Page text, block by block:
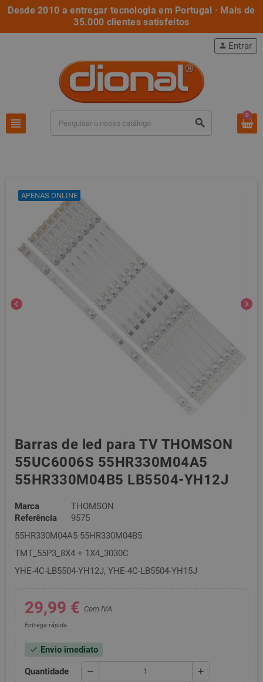
Desde 2010 a entregar tecnologia em Portugal · Mais de
35.000 clientes satisfeitos
view_headline search
person Entrar
0
chevron_left chevron_right
APENAS ONLINE
Barras de led para TV THOMSON
55UC6006S 55HR330M04A5
55HR330M04B5 LB5504-YH12J
Marca
THOMSON
Referência
9575
55HR330M04A5 55HR330M04B5
TMT_55P3_8X4 + 1X4_3030C
YHE-4C-LB5504-YH12J, YHE-4C-LB5504-YH15J
29,99 € Com IVA
Entrega rápida.
check Envio imediato
Quantidade remove add